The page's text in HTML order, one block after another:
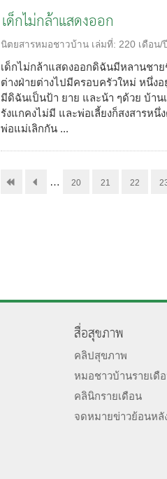
เด็กไม่กล้าแสดงออก
นิตยสารหมอชาวบ้าน เล่มที่: 220 เดือน/
เด็กไม่กล้าแสดงออกดิฉันมีหลานชา
ต่างฝ่ายต่างไปมีครอบครัวใหม่ หนึ่ง
มีดิฉันเป็นป้า ยาย และน้า ๆด้วย บ้าน
รังแกคงไม่มี และพ่อเลี้ยงก็สงสารหนึ่
พ่อแม่เลิกกัน ...
… 20 21 22
สื่อสุขภาพ
คลิปสุขภาพ
หมอชาวบ้านรายเดื
คลินิกรายเดือน
จดหมายข่าวย้อนหลั